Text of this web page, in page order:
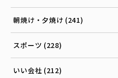
朝焼け・夕焼け (241)
スポーツ (228)
いい会社 (212)